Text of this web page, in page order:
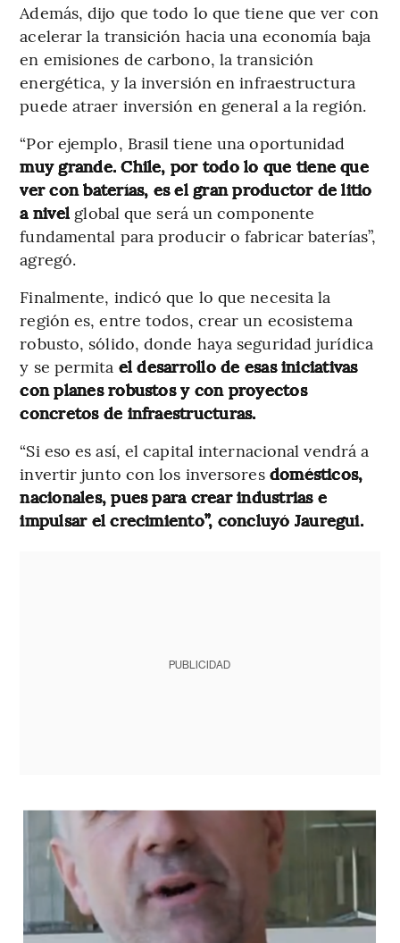
Además, dijo que todo lo que tiene que ver con
acelerar la transición hacia una economía baja
en emisiones de carbono, la transición
energética, y la inversión en infraestructura
puede atraer inversión en general a la región.
“Por ejemplo, Brasil tiene una oportunidad
muy grande. Chile, por todo lo que tiene que
ver con baterías, es el gran productor de litio
a nivel global que será un componente
fundamental para producir o fabricar baterías”,
agregó.
Finalmente, indicó que lo que necesita la
región es, entre todos, crear un ecosistema
robusto, sólido, donde haya seguridad jurídica
y se permita el desarrollo de esas iniciativas
con planes robustos y con proyectos
concretos de infraestructuras.
“Si eso es así, el capital internacional vendrá a
invertir junto con los inversores domésticos,
nacionales, pues para crear industrias e
impulsar el crecimiento”, concluyó Jauregui.
PUBLICIDAD